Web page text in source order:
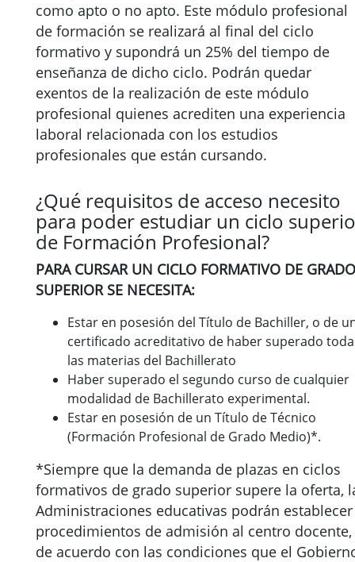
como apto o no apto. Este módulo profesional
de formación se realizará al final del ciclo
formativo y supondrá un 25% del tiempo de
enseñanza de dicho ciclo. Podrán quedar
exentos de la realización de este módulo
profesional quienes acrediten una experiencia
laboral relacionada con los estudios
profesionales que están cursando.
¿Qué requisitos de acceso necesito
para poder estudiar un ciclo
de Formación Profesional?
PARA CURSAR UN CICLO FORMATIVO DE GRADO
SUPERIOR SE NECESITA:
Estar en posesión del Título de Bachiller, o de
certificado acreditativo de haber superado
las materias del Bachillerato
Haber superado el segundo curso de cualquier
modalidad de Bachillerato experimental.
Estar en posesión de un Título de Técnico
(Formación Profesional de Grado Medio)*.
*Siempre que la demanda de plazas en ciclos
formativos de grado superior supere la oferta,
Administraciones educativas podrán establecer
procedimientos de admisión al centro docente,
de acuerdo con las condiciones que el